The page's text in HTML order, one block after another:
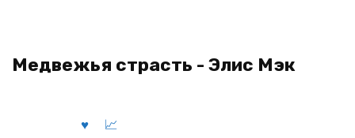
Медвежья страсть - Элис Мэк